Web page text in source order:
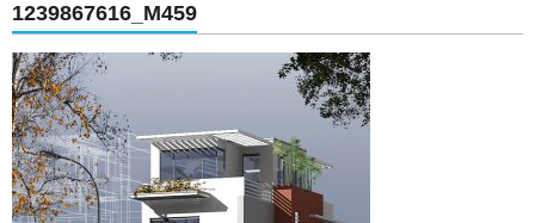
1239867616_M459